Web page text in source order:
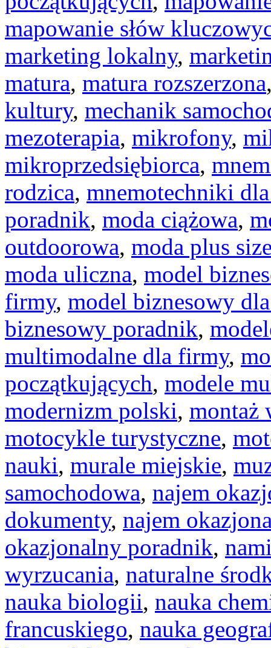
mapowanie słów
marketing lokalny,
matura, matura rozszerzona
kultury, mechanik
mezoterapia, mikrofony,
mikroprzedsiębiorca,
rodzica, mnemotechniki
poradnik, moda ciążowa,
outdoorowa, moda plus
moda uliczna, model
firmy, model biznesowy
biznesowy poradnik,
multimodalne dla firmy,
początkujących, modele
modernizm polski, montaż
motocykle turystyczne,
nauki, murale miejskie,
samochodowa, najem
dokumenty, najem
okazjonalny poradnik,
wyrzucania, naturalne
nauka biologii, nauka
francuskiego, nauka